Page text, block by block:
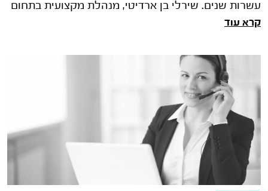
עשרות שנים. שירלי בן ארדיטי, מנהלת מקצועית בתחום
הבריאות בקבוצת קלי, חושפת את הגישה הייחודית של
ללקוחותיה
קרא עוד